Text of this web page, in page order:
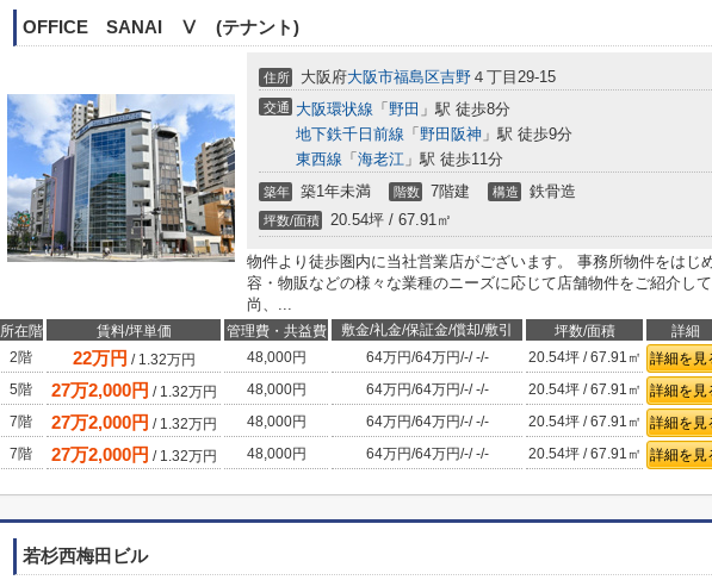
OFFICE SANAI Ⅴ (テナント)
住所 大阪府大阪市福島区吉野 ４丁目29-15
交通 大阪環状線 「 野田 」駅 徒歩8分
地下鉄千日前線 「 野田阪神 」駅 徒歩9分
東西線 「 海老江 」駅 徒歩11分
築年 築1年未満 階数 7階建 構造 鉄骨造
坪数/面積 20.54坪 / 67.91㎡
物件より徒歩圏内に当社営業店がございます。 事務所物件をはじ
容・物販などの様々な業種のニーズに応じて店舗物件をご紹介して
尚、...
所在階 賃料/坪単価 管理費・共益費 敷金/礼金/保証金/償却/敷引 坪数/面積 詳細
2階
22万円 / 1.32万円 48,000円 64万円/64万円/-/-/- 20.54坪 / 67.91㎡ 詳細を見
5階
27万2,000円 / 1.32万円 48,000円 64万円/64万円/-/-/- 20.54坪 / 67.91㎡ 詳細を見
7階
27万2,000円 / 1.32万円 48,000円 64万円/64万円/-/-/- 20.54坪 / 67.91㎡ 詳細を見
7階
27万2,000円 / 1.32万円 48,000円 64万円/64万円/-/-/- 20.54坪 / 67.91㎡ 詳細を見
若杉西梅田ビル